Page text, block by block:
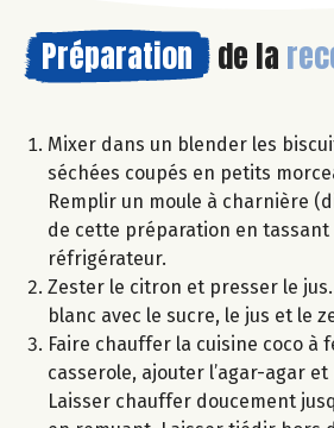
Préparation de la
Mixer dans un blender les
séchées coupés en petits
Remplir un moule à charnière
de cette préparation en tassant
réfrigérateur.
Zester le citron et presser le
blanc avec le sucre, le jus et le
Faire chauffer la cuisine coco à
casserole, ajouter l’agar-agar
Laisser chauffer doucement